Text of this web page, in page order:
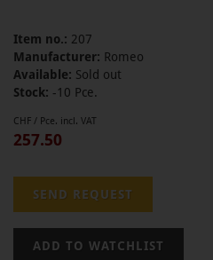
Item no.: 207
Manufacturer: Romeo
Available: Sold out
Stock: -10 Pce.
CHF / Pce. incl. VAT
257.50